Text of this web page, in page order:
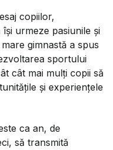
copiilor,
urmeze pasiunile și
gimnastă a spus
sportului
cât mai mulți copii să
și experiențele
ca an, de
să transmită